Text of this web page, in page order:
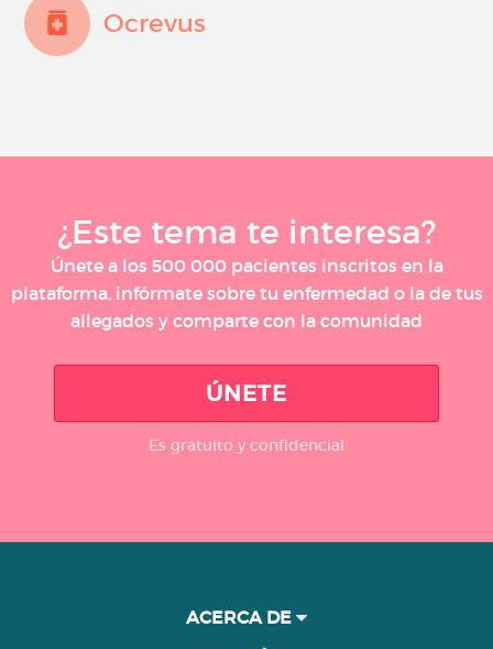
Ocrevus
¿Este tema te interesa?
Únete a los 500 000 pacientes inscritos en la
plataforma, infórmate sobre tu enfermedad o la de tus
allegados y comparte con la comunidad
ÚNETE
Es gratuito y confidencial
ACERCA DE